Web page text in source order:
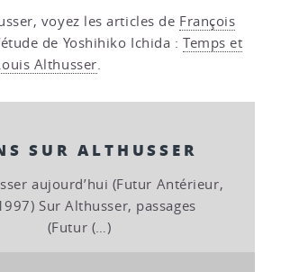
voyez les articles de François
de Yoshihiko Ichida : Temps et
Althusser.
SUR ALTHUSSER
aujourd’hui (Futur Antérieur,
Sur Althusser, passages
(Futur (…)